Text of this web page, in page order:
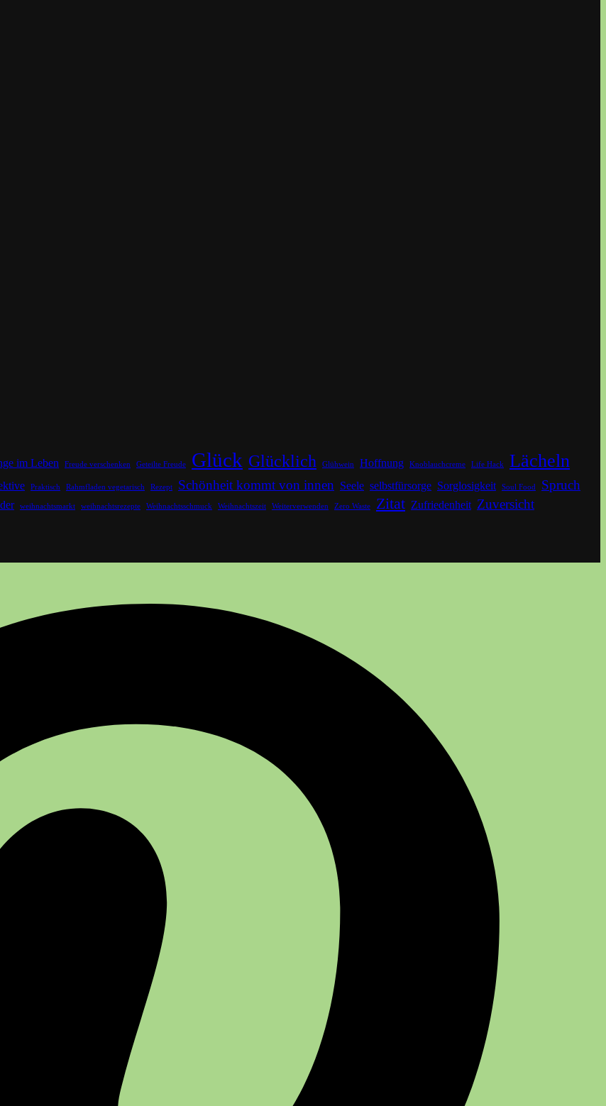
im Leben Freude verschenken Geteilte Freude Glück Glücklich Glühwein Hoffnung Knoblauchcreme Life Hack Lächeln
Praktisch Rahmfladen vegetarisch Rezept Schönheit kommt von innen Seele selbstfürsorge Sorglosigkeit Soul Food Spruch
weihnachtsmarkt weihnachtsrezepte Weihnachtsschmuck Weihnachtszeit Weiterverwenden Zero Waste Zitat Zufriedenheit Zuversicht